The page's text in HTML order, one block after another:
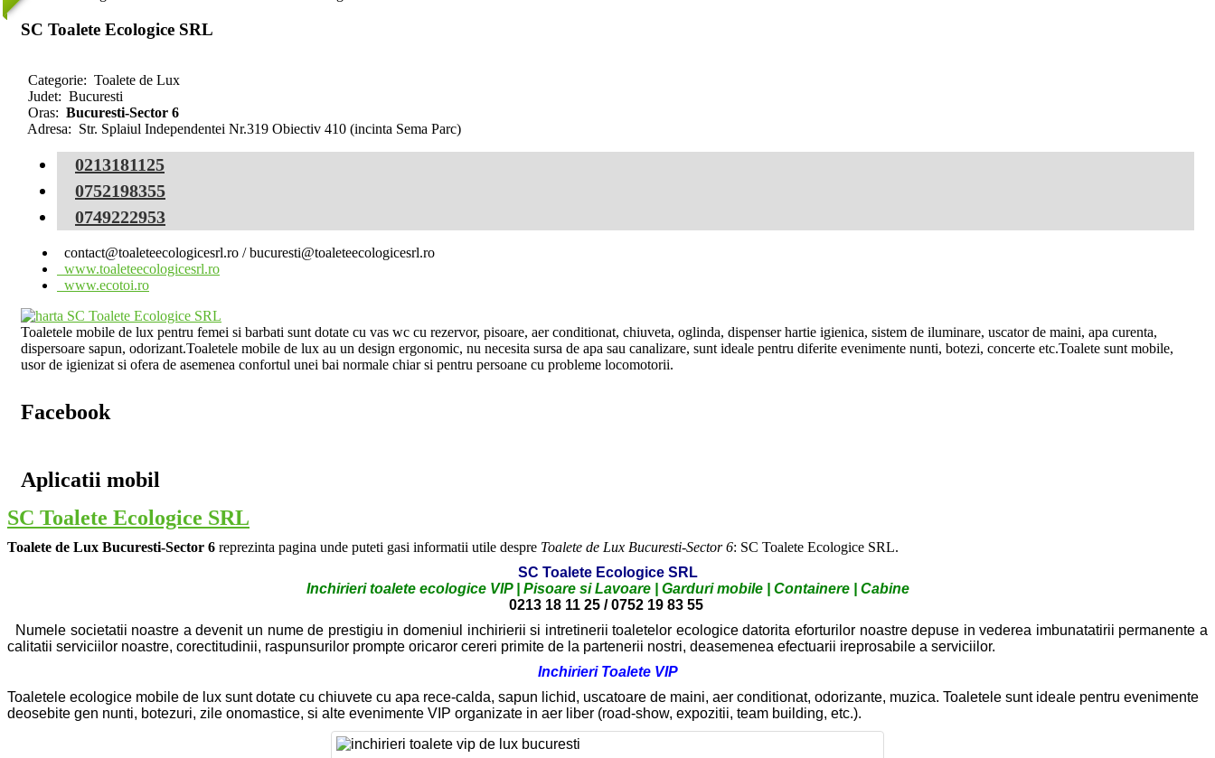
SC Toalete Ecologice SRL
Categorie: Toalete de Lux
Judet: Bucuresti
Oras: Bucuresti-Sector 6
Adresa: Str. Splaiul Independentei Nr.319 Obiectiv 410 (incinta Sema Parc)
0213181125
0752198355
0749222953
contact@toaleteecologicesrl.ro / bucuresti@toaleteecologicesrl.ro
www.toaleteecologicesrl.ro
www.ecotoi.ro
Toaletele mobile de lux pentru femei si barbati sunt dotate cu vas wc cu rezervor, pisoare, aer conditionat, chiuveta, oglinda, dispenser hartie igienica, sistem de iluminare, uscator de maini, apa curenta,
dispersoare sapun, odorizant.Toaletele mobile de lux au un design ergonomic, nu necesita sursa de apa sau canalizare, sunt ideale pentru diferite evenimente nunti, botezi, concerte etc.Toalete sunt mobile,
usor de igienizat si ofera de asemenea confortul unei bai normale chiar si pentru persoane cu probleme locomotorii.
Facebook
Aplicatii mobil
SC Toalete Ecologice SRL
Toalete de Lux Bucuresti-Sector 6 reprezinta pagina unde puteti gasi informatii utile despre Toalete de Lux Bucuresti-Sector 6: SC Toalete Ecologice SRL.
SC Toalete Ecologice SRL
Inchirieri toalete ecologice VIP | Pisoare si Lavoare | Garduri mobile | Containere | Cabine
0213 18 11 25 / 0752 19 83 55
Numele societatii noastre a devenit un nume de prestigiu in domeniul inchirierii si intretinerii toaletelor ecologice datorita eforturilor noastre depuse in vederea imbunatatirii permanente a
calitatii serviciilor noastre, corectitudinii, raspunsurilor prompte oricaror cereri primite de la partenerii nostri, deasemenea efectuarii ireprosabile a serviciilor.
Inchirieri Toalete VIP
Toaletele ecologice mobile de lux sunt dotate cu chiuvete cu apa rece-calda, sapun lichid, uscatoare de maini, aer conditionat, odorizante, muzica. Toaletele sunt ideale pentru evenimente
deosebite gen nunti, botezuri, zile onomastice, si alte evenimente VIP organizate in aer liber (road-show, expozitii, team building, etc.).